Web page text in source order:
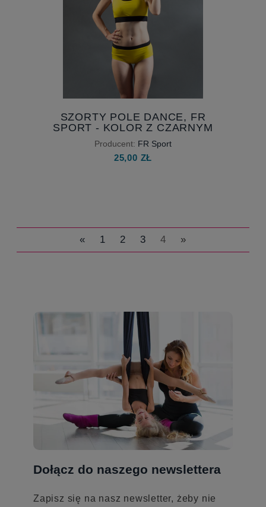
SZORTY POLE DANCE, FR
SPORT - KOLOR Z CZARNYM
PASKIEM
Producent: FR Sport
25,00 ZŁ
« 1 2 3 4 »
Dołącz do naszego newslettera
Zapisz się na nasz newsletter, żeby nie